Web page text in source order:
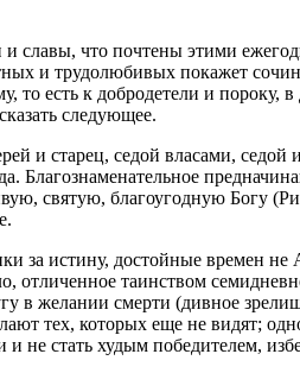
и славы, что почтены этими
и трудолюбивых покажет
есть к добродетели и пороку, в
следующее.
и старец, седой власами,
святую, благоугодную Богу
за истину, достойные времен
отличенное таинством
в желании смерти (дивное
тех, которых еще не видят;
не стать худым победителем,